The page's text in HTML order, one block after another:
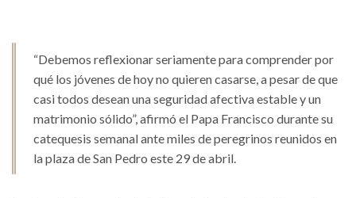
“Debemos reflexionar seriamente para comprender por
qué los jóvenes de hoy no quieren casarse, a pesar de que
casi todos desean una seguridad afectiva estable y un
matrimonio sólido”, afirmó el Papa Francisco durante su
catequesis semanal ante miles de peregrinos reunidos en
la plaza de San Pedro este 29 de abril.